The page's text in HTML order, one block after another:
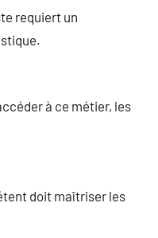
requiert un
à ce métier, les
doit maîtriser les